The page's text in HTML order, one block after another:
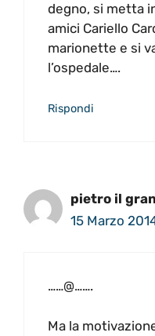
degno, si metta
amici Cariello
marionette e si
l’ospedale….
Rispondi
pietro il
15 Marzo
……@…….
Ma la